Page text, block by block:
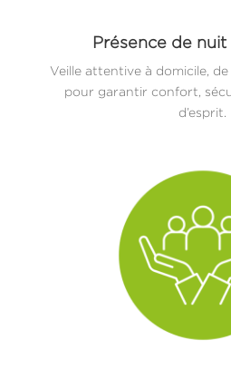
Présence de
Veille attentive à domicile,
pour garantir confort,
d’esprit.